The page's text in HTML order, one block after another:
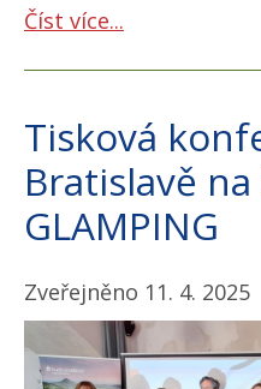
Číst více...
Tisková
Bratislavě
GLAMPING
Zveřejněno 11. 4. 2025